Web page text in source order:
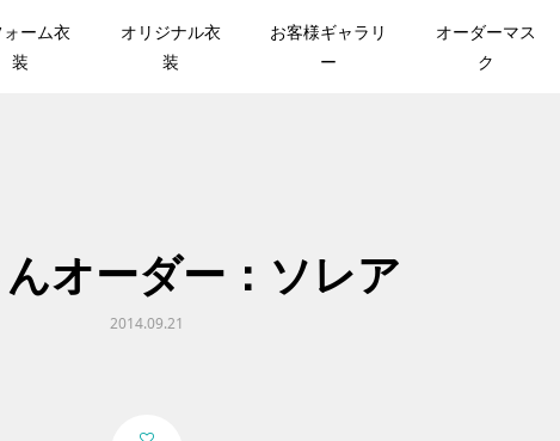
ォーム衣
装
オリジナル衣
装
お客様ギャラリ
ー
オーダーマス
ク
オーダー：ソレア
2014.09.21